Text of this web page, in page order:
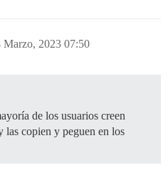
Marzo, 2023 07:50
de los usuarios creen
copien y peguen en los